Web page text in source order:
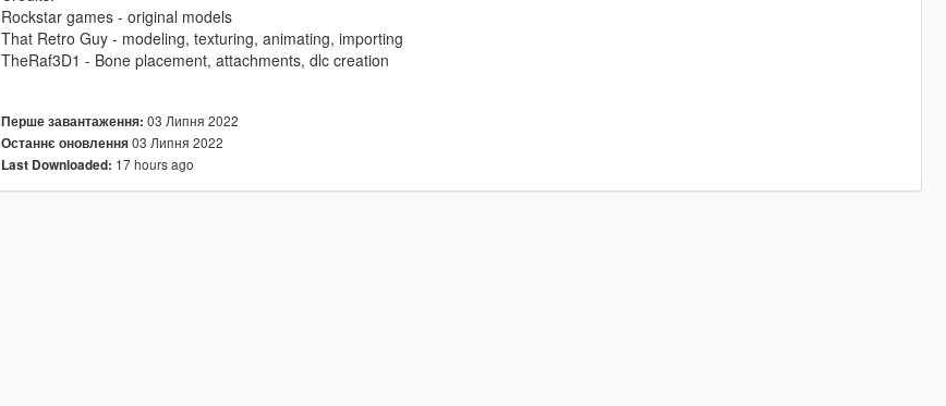
Rockstar games - original models
That Retro Guy - modeling, texturing, animating, importing
TheRaf3D1 - Bone placement, attachments, dlc creation
Перше завантаження: 03 Липня 2022
Останнє оновлення03 Липня 2022
Last Downloaded: 17 hours ago